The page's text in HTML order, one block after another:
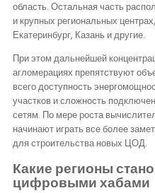
область. Остальная часть
и крупных региональных
Екатеринбург, Казань и другие.
При этом дальнейшей
агломерациях препятствуют
всего доступность
участков и сложность
сетям. По мере роста
начинают играть все более
для строительства новых ЦОД.
Какие регионы
цифровыми хабами